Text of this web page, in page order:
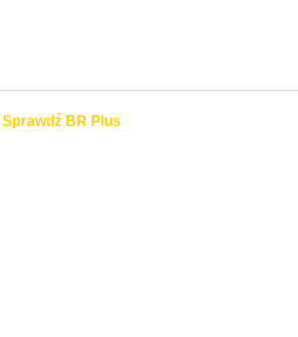
Sprawdź BR Plus